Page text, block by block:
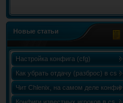
Новые статьи
Настройка конфига (cfg)
Как убрать отдачу (разброс) в cs
1.6
Чит Chlenix, на самом деле конфиг
Chlenix.cfg, для knife!